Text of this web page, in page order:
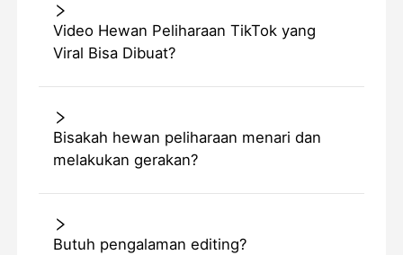
Video Hewan Peliharaan TikTok yang
Viral Bisa Dibuat?
Bisakah hewan peliharaan menari dan
melakukan gerakan?
Butuh pengalaman editing?